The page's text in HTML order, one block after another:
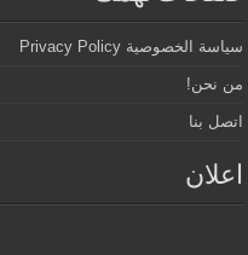
سياسة الخصوصية Privacy Policy
من نحن!
اتصل بنا
اعلان